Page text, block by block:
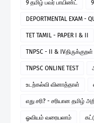
9 தமிழ் பவர் பாயிண்ட்
DEPORTMENTAL EXAM -
TET TAMIL - PAPER I & II
TNPSC - II & IVதிருக்குறள்
TNPSC ONLINE TEST
உடற்கல்வி வினாத்தாள்
எது சரி? - சரியான தமிழ்
ஓவியம் வரையலாம்